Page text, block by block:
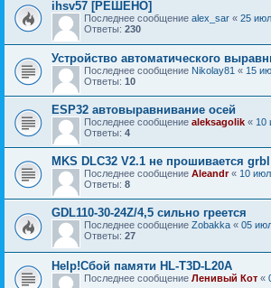
ihsv57 [РЕШЕНО]
Последнее сообщение alex_sar « 25
Ответы: 230
Устройство автоматического
Последнее сообщение Nikolay81 « 15
Ответы: 10
ESP32 автовыравнивание осей
Последнее сообщение aleksagolik « 10
Ответы: 4
MKS DLC32 V2.1 не прошивается grbl
Последнее сообщение Aleandr« 10
Ответы: 8
GDL110-30-24Z/4,5 сильно греется
Последнее сообщение Zobakka « 05
Ответы: 27
Help!Сбой памяти HL-T3D-L20A
Последнее сообщение Ленивый Кот «